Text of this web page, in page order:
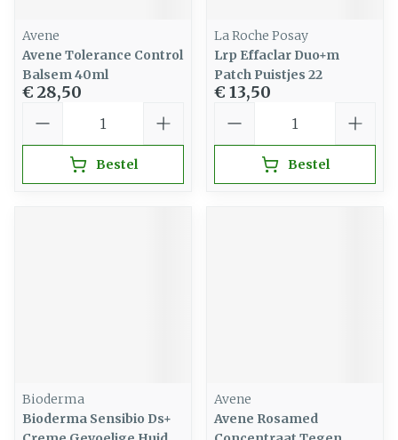
Avene
Avene Tolerance Control
Balsem 40ml
€ 28,50
Bestel
La Roche Posay
Lrp Effaclar Duo+m
Patch Puistjes 22
€ 13,50
Bestel
Bioderma
Bioderma Sensibio Ds+
Avene
Avene Rosamed